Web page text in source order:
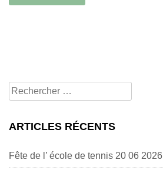
Rechercher
pour:
ARTICLES RÉCENTS
Fête de l’ école de tennis 20 06 2026